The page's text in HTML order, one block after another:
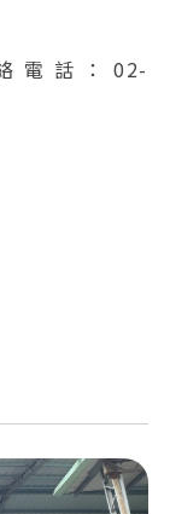
話：02-